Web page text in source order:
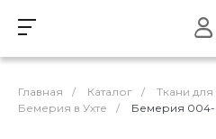
Главная / Каталог / Ткани
Бемерия в Ухте
/ Бемерия 004-